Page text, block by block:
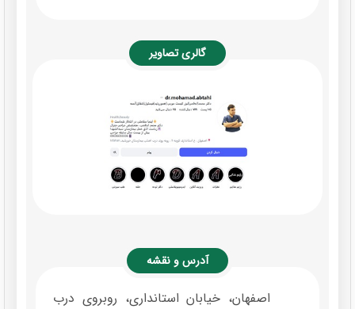
گالری تصاویر
آدرس و نقشه
اصفهان، خیابان استانداری، روبروی درب